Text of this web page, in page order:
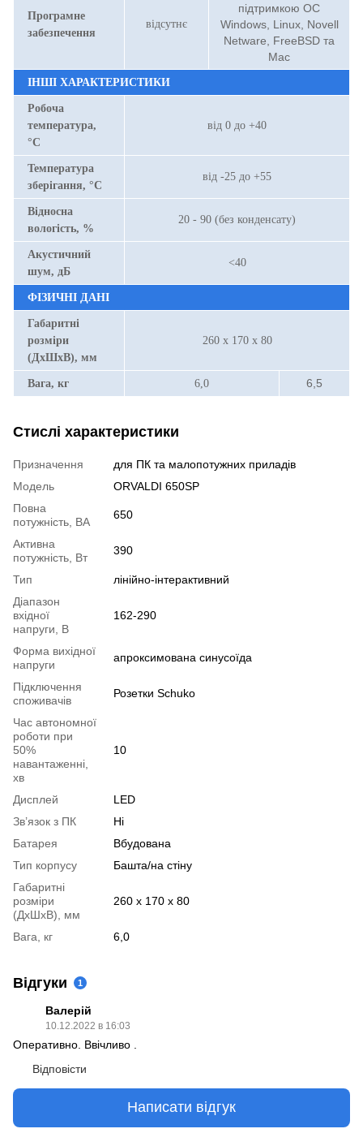
Програмне
забезпечення
відсутнє
підтримкою ОС
Windows, Linux, Novell
Netware, FreeBSD та
Mac
ІНШІ ХАРАКТЕРИСТИКИ
Робоча
температура,
°С
від 0 до +40
Температура
зберігання, °С
від -25 до +55
Відносна
вологість, %
20 - 90 (без конденсату)
Акустичний
шум, дБ
<40
ФІЗИЧНІ ДАНІ
Габаритні
розміри
(ДхШхВ), мм
260 х 170 х 80
Вага, кг 6,0 6,5
Стислі характеристики
Призначення
для ПК та малопотужних приладів
Модель
ORVALDI 650SP
Повна
потужність, ВА
650
Активна
потужність, Вт
390
Тип
лінійно-інтерактивний
Діапазон
вхідної
напруги, В
162-290
Форма вихідної
напруги
апроксимована синусоїда
Підключення
споживачів
Розетки Schuko
Час автономної
роботи при
50%
навантаженні,
хв
10
Дисплей
LED
Зв’язок з ПК
Ні
Батарея
Вбудована
Тип корпусу
Башта/на стіну
Габаритні
розміри
(ДхШхВ), мм
260 х 170 х 80
Вага, кг 6,0
Відгуки 1
Валерій
10.12.2022 в 16:03
Оперативно. Ввічливо .
Відповісти
Написати відгук